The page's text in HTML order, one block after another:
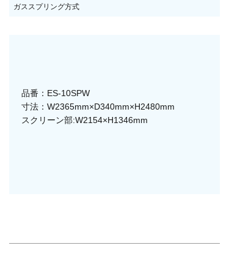
ガススプリング方式
品番：ES-10SPW
寸法：W2365mm×D340mm×H2480mm
スクリーン部:W2154×H1346mm